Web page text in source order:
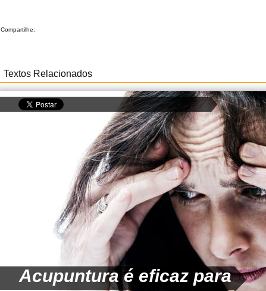
Compartilhe:
Textos Relacionados
Acupuntura é eficaz para